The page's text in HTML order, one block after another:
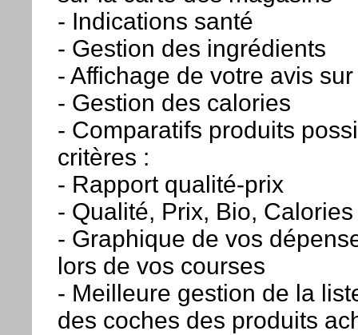
- Indications santé
- Gestion des ingrédients
- Affichage de votre avis
- Gestion des calories
- Comparatifs produits
critères :
- Rapport qualité-prix
- Qualité, Prix, Bio, Calories
- Graphique de vos
lors de vos courses
- Meilleure gestion de la
des coches des produits